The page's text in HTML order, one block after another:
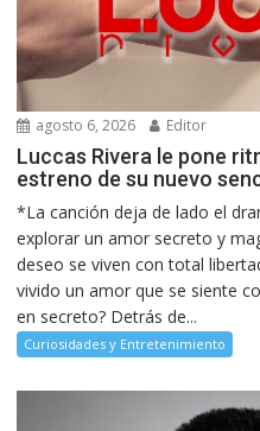
agosto 6, 2026 Editor
Luccas Rivera le pone
estreno de su nuevo
*La canción deja de lado el
explorar un amor secreto y
deseo se viven con total
vivido un amor que se siente
en secreto? Detrás de...
Curiosidades y Entretenimiento